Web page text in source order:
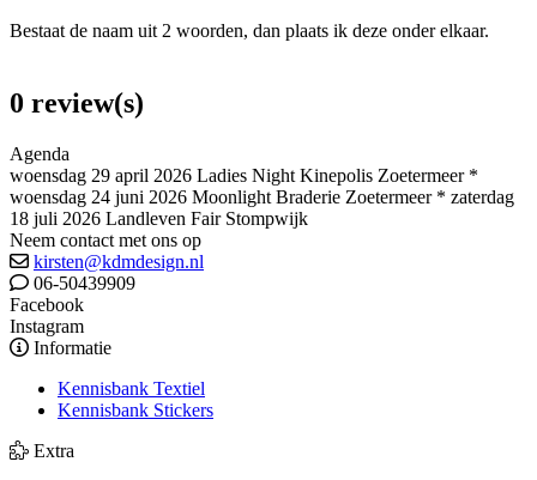
Bestaat de naam uit 2 woorden, dan plaats ik deze onder elkaar.
0 review(s)
Agenda
woensdag 29 april 2026 Ladies Night Kinepolis Zoetermeer *
woensdag 24 juni 2026 Moonlight Braderie Zoetermeer * zaterdag
18 juli 2026 Landleven Fair Stompwijk
Neem contact met ons op
kirsten@kdmdesign.nl
06-50439909
Facebook
Instagram
Informatie
Kennisbank Textiel
Kennisbank Stickers
Extra